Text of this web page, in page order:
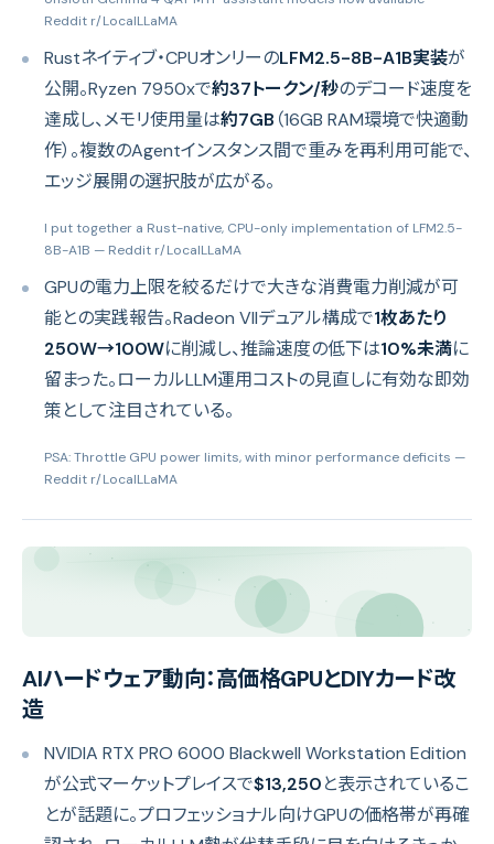
Reddit r/LocalLLaMA
Rustネイティブ・CPUオンリーのLFM2.5-8B-A1B実装が
公開。Ryzen 7950xで約37トークン/秒のデコード速度を
達成し、メモリ使用量は約7GB （16GB RAM環境で快適動
作）。複数のAgentインスタンス間で重みを再利用可能で、
エッジ展開の選択肢が広がる。
I put together a Rust-native, CPU-only implementation of LFM2.5-
8B-A1B — Reddit r/LocalLLaMA
GPUの電力上限を絞るだけで大きな消費電力削減が可
能との実践報告。Radeon VIIデュアル構成で1枚あたり
250W→100Wに削減し、推論速度の低下は10%未満に
留まった。ローカルLLM運用コストの見直しに有効な即効
策として注目されている。
PSA: Throttle GPU power limits, with minor performance deficits —
Reddit r/LocalLLaMA
AIハードウェア動向：高価格GPUとDIYカード改
造
NVIDIA RTX PRO 6000 Blackwell Workstation Edition
が公式マーケットプレイスで$13,250と表示されているこ
とが話題に。プロフェッショナル向けGPUの価格帯が再確